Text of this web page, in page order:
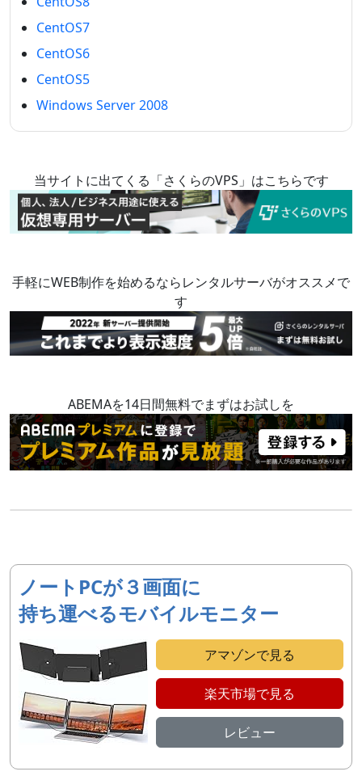
CentOS7
CentOS6
CentOS5
Windows Server 2008
当サイトに出てくる「さくらのVPS」はこちらです
手軽にWEB制作を始めるならレンタルサーバがオススメで
す
ABEMAを14日間無料でまずはお試しを
ノートPCが３画面に
持ち運べるモバイルモニター
アマゾンで見る
楽天市場で見る
レビュー